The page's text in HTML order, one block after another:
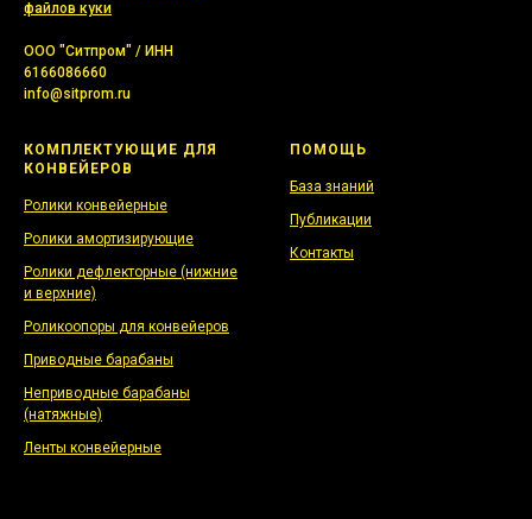
файлов куки
ООО "Ситпром" / ИНН
6166086660
info@sitprom.ru
КОМПЛЕКТУЮЩИЕ ДЛЯ
КОНВЕЙЕРОВ
Ролики конвейерные
Ролики амортизирующие
Ролики дефлекторные (нижние
и верхние)
Роликоопоры для конвейеров
Приводные барабаны
Неприводные барабаны
(натяжные)
Ленты конвейерные
ПОМОЩЬ
База знаний
Публикации
Контакты